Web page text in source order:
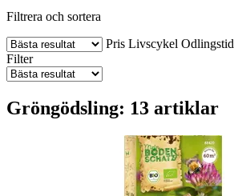
Filtrera och sortera
Pris Livscykel Odlingstid
Filter
Gröngödsling: 13 artiklar